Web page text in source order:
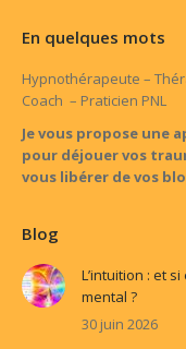
opens
in
new
window
opens
in
new
window
opens
in
new
window
En quelques mots
Hypnothérapeute –
Coach – Praticien PNL
Je vous propose une
pour déjouer vos
vous libérer de vos
Blog
L’intuition : et
mental ?
30 juin 2026